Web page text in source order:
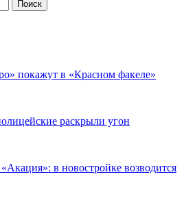
покажут в «Красном факеле»
раскрыли угон
в новостройке возводится